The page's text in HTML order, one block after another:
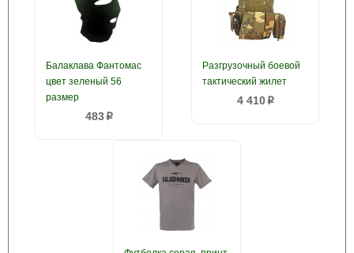
Балаклава Фантомас
цвет зеленый 56
размер
483p
Разгрузочный боевой
тактический жилет
4 410p